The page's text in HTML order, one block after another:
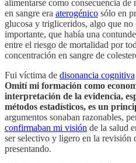
alimentarse como consecuencia
en sangre era aterogénico sólo en
glucosa y trigliceridos, algo que no
importante, que había una
entre el riesgo de mortalidad por
concentración en sangre de
Fui víctima de disonancia cognitiva
Omití mi formación como
interpretación de la evidencia,
métodos estadísticos, es un
argumentos sonaban razonables,
confirmaban mi visión de la salud
ser selectivo y ligero en la revisión
presentando.